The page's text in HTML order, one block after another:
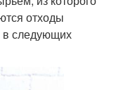
отходы
в следующих